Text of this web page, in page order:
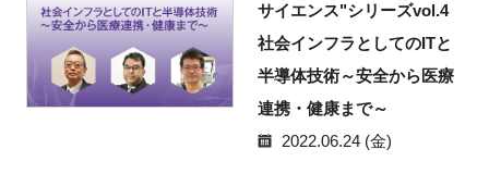
サイエンス"シリーズvol.4
社会インフラとしてのITと
半導体技術～安全から医療
連携・健康まで～
2022.06.24 (金)